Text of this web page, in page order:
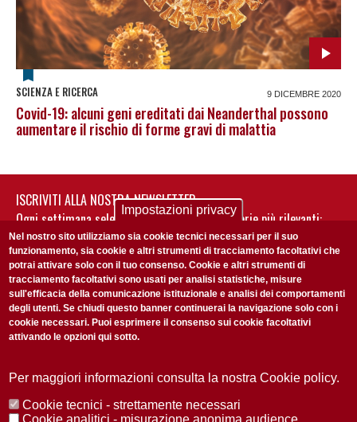
SCIENZA E RICERCA 9 DICEMBRE 2020
Covid-19: alcuni geni ereditati dai Neanderthal possono
aumentare il rischio di forme gravi di malattia
ISCRIVITI ALLA NOSTRA NEWSLETTER
Ogni settimana selezioniamo per te nostre storie più rilevanti:
non perderti gli aggiornamenti della nostra newsletter
Accetto laPrivacy Policy
Redazione Copyright Privacy Area stampa
Impostazioni privacy
Nel nostro sito utilizziamo sia cookie tecnici necessari per il suo
funzionamento, sia cookie e altri strumenti di tracciamento facoltativi che
potrai attivare solo con il tuo consenso. Cookie e altri strumenti di
tracciamento facoltativi sono usati per analisi statistiche, misure
sull'efficacia della comunicazione istituzionale e analisi dei comportamenti
degli utenti. Se chiudi questo banner continuerai la navigazione solo con i
cookie necessari. Puoi esprimere il consenso sui cookie facoltativi
attivando le opzioni qui sotto.
Per maggiori informazioni consulta la nostra Cookie policy.
Cookie tecnici - strettamente necessari
Cookie analitici - misurazione anonima audience